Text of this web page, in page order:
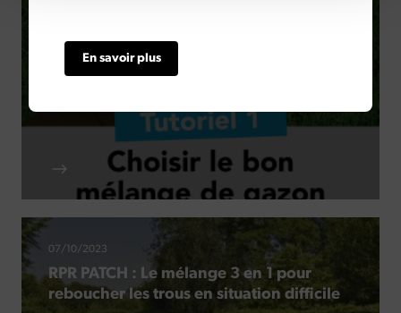
gazon en fonction de son utilisation
Espaces VertsGolfSport
07/10/2023
RPR PATCH : Le mélange 3 en 1 pour
reboucher les trous en situation difficile
En savoir plus